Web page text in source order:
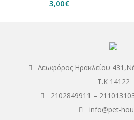
3,00€
Λεωφόρος Ηρακλείου
Τ.Κ 14122
2102849911 –
info@pet-